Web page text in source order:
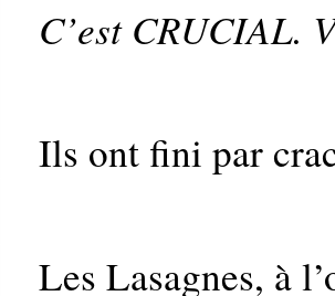
C’est CRUCIAL.
Ils ont fini par
Les Lasagnes, à